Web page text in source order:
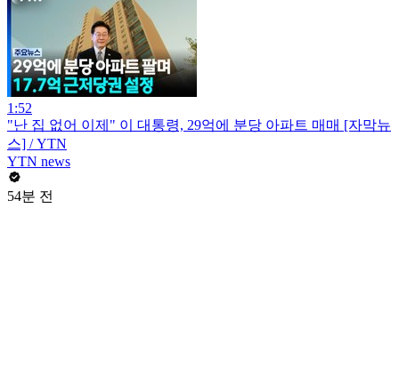
1:52
"난 집 없어 이제" 이 대통령, 29억에 분당 아파트 매매 [자막뉴
스] / YTN
YTN news
54분 전